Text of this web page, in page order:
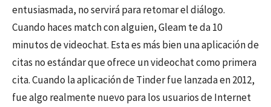
entusiasmada, no servirá para retomar el diálogo.
Cuando haces match con alguien, Gleam te da 10
minutos de videochat. Esta es más bien una aplicación de
citas no estándar que ofrece un videochat como primera
cita. Cuando la aplicación de Tinder fue lanzada en 2012,
fue algo realmente nuevo para los usuarios de Internet